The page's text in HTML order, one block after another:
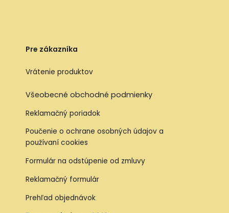
Pre zákazníka
Vrátenie produktov
Všeobecné obchodné podmienky
Reklamačný poriadok
Poučenie o ochrane osobných údajov a
používaní cookies
Formulár na odstúpenie od zmluvy
Reklamačný formulár
Prehľad objednávok